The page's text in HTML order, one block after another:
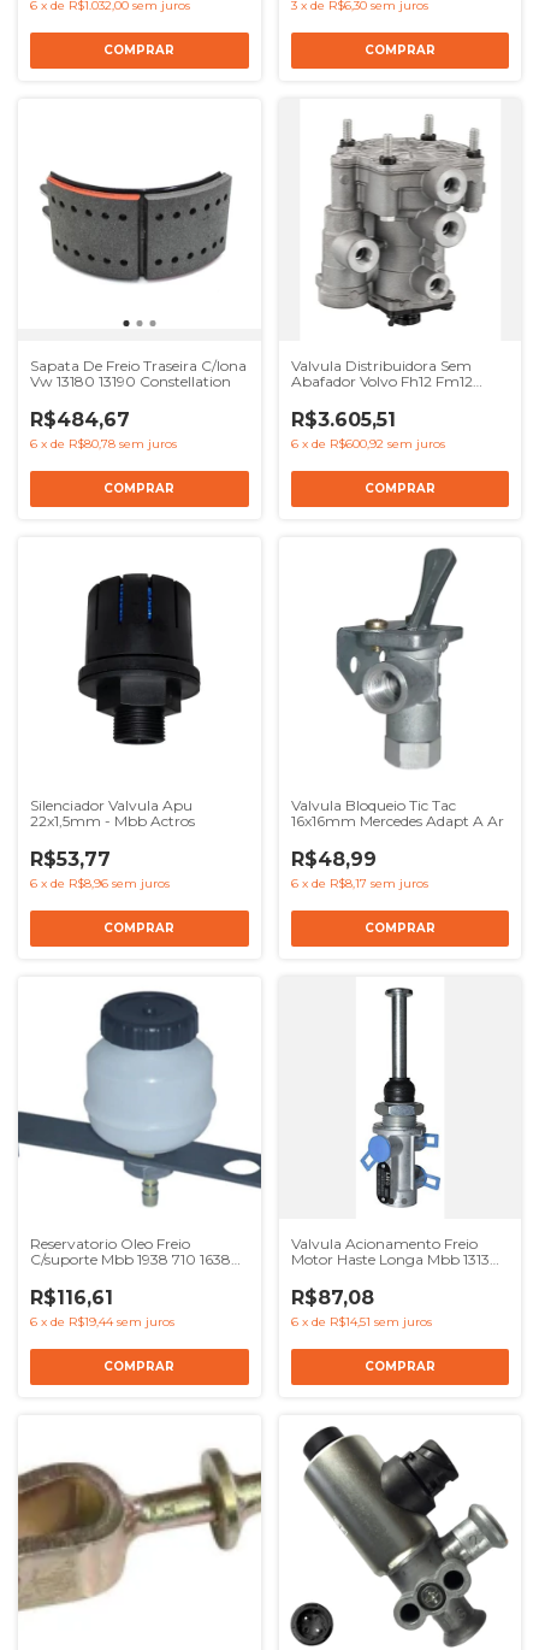
6 x de R$1.032,00 sem juros 3 x de R$6,30 sem juros
Sapata De Freio Traseira C/lona
Vw 13180 13190 Constellation
R$484,67
6 x de R$80,78 sem juros
Valvula Distribuidora Sem
Abafador Volvo Fh12 Fm12
R$3.605,51
6 x de R$600,92 sem juros
Silenciador Valvula Apu
22x1,5mm - Mbb Actros
R$53,77
6 x de R$8,96 sem juros
Valvula Bloqueio Tic Tac
16x16mm Mercedes Adapt A Ar
R$48,99
6 x de R$8,17 sem juros
Reservatorio Oleo Freio
C/suporte Mbb 1938 710 1638
R$116,61
6 x de R$19,44 sem juros
Valvula Acionamento Freio
Motor Haste Longa Mbb 1313
R$87,08
6 x de R$14,51 sem juros